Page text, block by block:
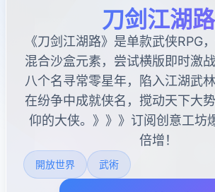
刀剑江湖路
《刀剑江湖路》是单款武侠RPG
混合沙盒元素，尝试横版即时激
八个名寻常零星年，陷入江湖武林
在纷争中成就侠名，搅动天下大
仰的大侠。》》》订阅创意工坊
倍增！
開放世界 武術